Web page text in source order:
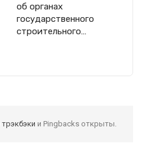
об органах
государственного
строительного…
трэкбэки и Pingbacks открыты.